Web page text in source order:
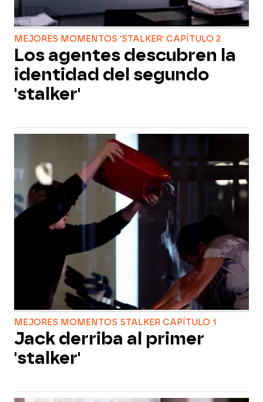
MEJORES MOMENTOS 'STALKER' CAPÍTULO 2
Los agentes descubren la
identidad del segundo
'stalker'
MEJORES MOMENTOS STALKER CAPÍTULO 1
Jack derriba al primer
'stalker'